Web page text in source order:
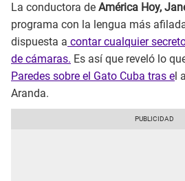
La conductora de América Hoy,
programa con la lengua más
dispuesta a contar cualquier
de cámaras. Es así que reveló lo
Paredes sobre el Gato Cuba tras e l
Aranda.